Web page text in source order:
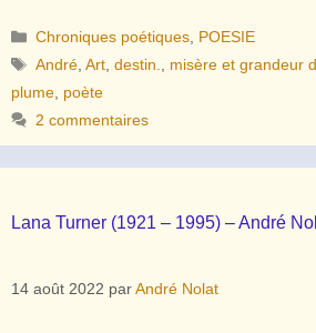
Catégories
Chroniques poétiques POESIE
Étiquettes
André ,Art ,destin. misère et grandeur
plume poète
2 commentaires
Lana Turner (1921 – 1995) – André
14 août 2022 parAndré Nolat